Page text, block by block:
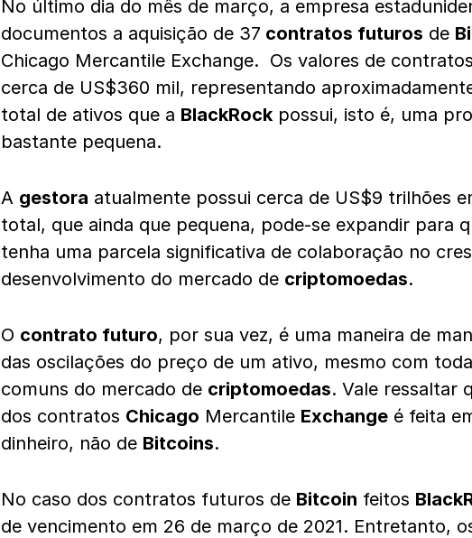
No último dia do mês de março, a empresa
documentos a aquisição de 37 contratos futuros de
Chicago Mercantile Exchange. Os valores de
cerca de US$360 mil, representando
total de ativos que a BlackRock possui, isto é, uma
bastante pequena.
A gestora atualmente possui cerca de US$9 trilhões
total, que ainda que pequena, pode-se expandir para
tenha uma parcela significativa de colaboração no
desenvolvimento do mercado de criptomoedas.
O contrato futuro, por sua vez, é uma maneira de
das oscilações do preço de um ativo, mesmo com
comuns do mercado de criptomoedas. Vale ressaltar
dos contratos Chicago Mercantile Exchange é feita
dinheiro, não de Bitcoins.
No caso dos contratos futuros de Bitcoin feitos
de vencimento em 26 de março de 2021. Entretanto,